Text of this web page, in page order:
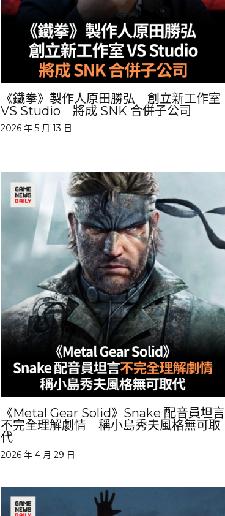
《鐵拳》製作人原田勝弘 創立新工作室
VS Studio 將成 SNK 合併子公司
2026 年 5 月 13 日
《Metal Gear Solid》Snake 配音員坦言
不完全理解劇情 稱小島秀夫風格無可取
代
2026 年 4 月 29 日